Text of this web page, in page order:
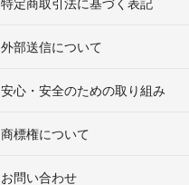
外部送信について
安心・安全のための取り組み
商標権について
お問い合わせ